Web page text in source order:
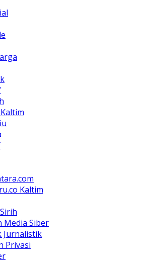
Kaltim
Media Siber
Jurnalistik
Privasi